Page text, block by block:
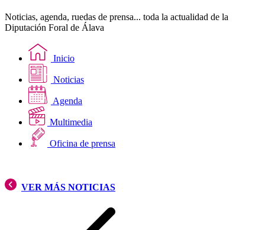
Noticias, agenda, ruedas de prensa... toda la actualidad de la
Diputación Foral de Álava
Inicio
Noticias
Agenda
Multimedia
Oficina de prensa
VER MÁS NOTICIAS